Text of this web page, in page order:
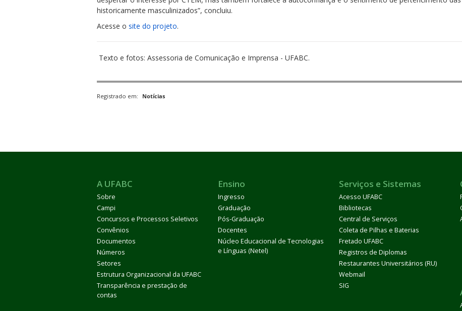
historicamente masculinizados”, concluiu.
Acesse o site do projeto.
Texto e fotos: Assessoria de Comunicação e Imprensa - UFABC.
Registrado em: Notícias
A UFABC
Sobre
Campi
Concursos e Processos Seletivos
Convênios
Documentos
Números
Setores
Estrutura Organizacional da UFABC
Transparência e prestação de
contas
Ensino
Ingresso
Graduação
Pós-Graduação
Docentes
Núcleo Educacional de Tecnologias
e Línguas (Netel)
Serviços e Sistemas
Acesso UFABC
Bibliotecas
Central de Serviços
Coleta de Pilhas e Baterias
Fretado UFABC
Registros de Diplomas
Restaurantes Universitários (RU)
Webmail
SIG